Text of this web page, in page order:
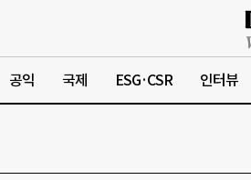
공익 국제 ESG·CSR 인터뷰